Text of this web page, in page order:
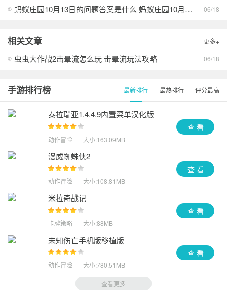
蚂蚁庄园10月13日的问题答案是什么 蚂蚁庄园10月13日答案最新分享 06/18
相关文章 更多+
虫虫大作战2击晕流怎么玩 击晕流玩法攻略 06/18
手游排行榜 最新排行 最热排行 评分最高
泰拉瑞亚1.4.4.9内置菜单汉化版
动作冒险 大小:163.09MB
查 看
漫威蜘蛛侠2
动作冒险 大小:108.81MB
查 看
米拉奇战记
卡牌策略 大小:88MB
查 看
未知伤亡手机版移植版
动作冒险 大小:780.51MB
查 看
查看更多